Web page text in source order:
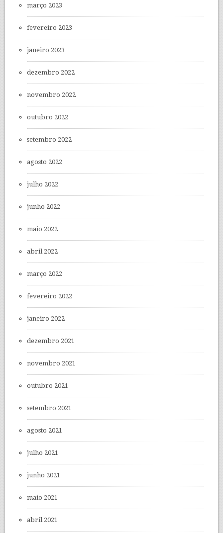
março 2023
fevereiro 2023
janeiro 2023
dezembro 2022
novembro 2022
outubro 2022
setembro 2022
agosto 2022
julho 2022
junho 2022
maio 2022
abril 2022
março 2022
fevereiro 2022
janeiro 2022
dezembro 2021
novembro 2021
outubro 2021
setembro 2021
agosto 2021
julho 2021
junho 2021
maio 2021
abril 2021